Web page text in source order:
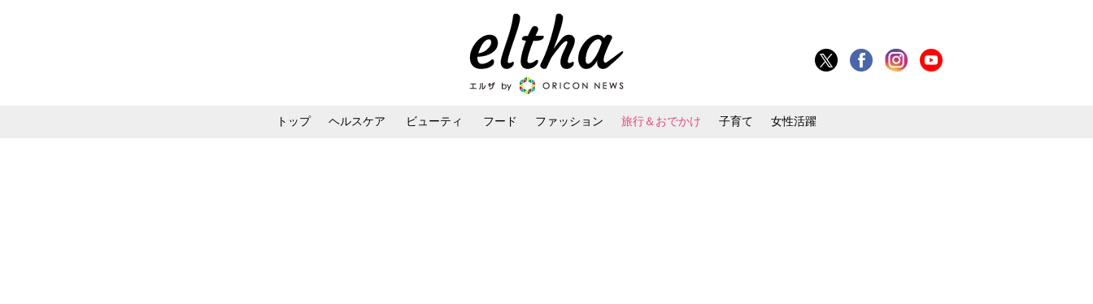
トップ ヘルスケア ビューティ フード ファッション 旅行＆おでかけ 子育て 女性活躍